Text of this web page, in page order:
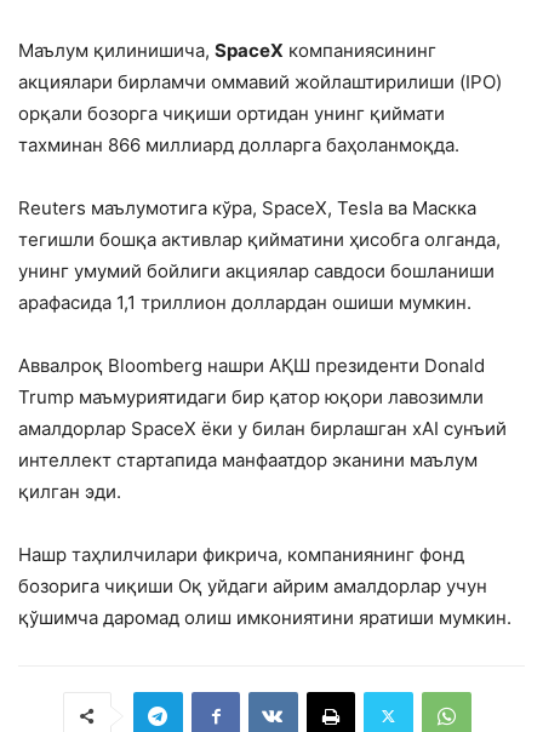
Маълум қилинишича, SpaceX компаниясининг
акциялари бирламчи оммавий жойлаштирилиши (IPO)
орқали бозорга чиқиши ортидан унинг қиймати
тахминан 866 миллиард долларга баҳоланмоқда.
Reuters маълумотига кўра, SpaceX, Tesla ва Маскка
тегишли бошқа активлар қийматини ҳисобга олганда,
унинг умумий бойлиги акциялар савдоси бошланиши
арафасида 1,1 триллион доллардан ошиши мумкин.
Аввалроқ Bloomberg нашри АҚШ президенти Donald
Trump маъмуриятидаги бир қатор юқори лавозимли
амалдорлар SpaceX ёки у билан бирлашган xAI сунъий
интеллект стартапида манфаатдор эканини маълум
қилган эди.
Нашр таҳлилчилари фикрича, компаниянинг фонд
бозорига чиқиши Оқ уйдаги айрим амалдорлар учун
қўшимча даромад олиш имкониятини яратиши мумкин.